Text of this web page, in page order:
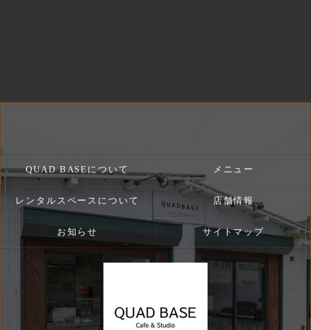
QUAD BASEについて メニュー
レンタルスペースについて 店舗情報
お知らせ サイトマップ